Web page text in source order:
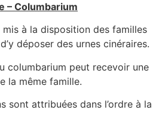
– Columbarium
à la disposition des familles
déposer des urnes cinéraires.
peut recevoir une
la même famille.
attribuées dans l’ordre à la